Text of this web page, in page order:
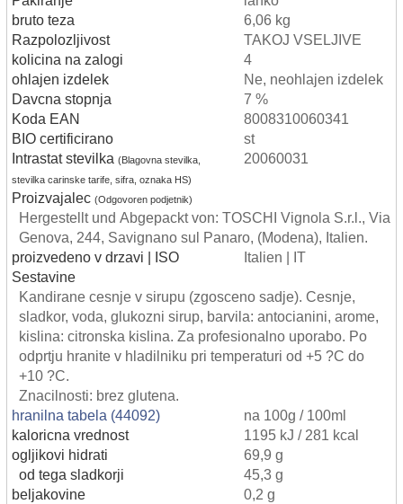
bruto teza
6,06 kg
Razpolozljivost
TAKOJ VSELJIVE
kolicina na zalogi
4
ohlajen izdelek
Ne, neohlajen izdelek
Davcna stopnja
7 %
Koda EAN
8008310060341
BIO certificirano
st
Intrastat stevilka (Blagovna stevilka,
stevilka carinske tarife, sifra, oznaka HS)
20060031
Proizvajalec (Odgovoren podjetnik)
Hergestellt und Abgepackt von: TOSCHI Vignola S.r.l., Via
Genova, 244, Savignano sul Panaro, (Modena), Italien.
proizvedeno v drzavi | ISO
Italien | IT
Sestavine
Kandirane cesnje v sirupu (zgosceno sadje). Cesnje,
sladkor, voda, glukozni sirup, barvila: antocianini, arome,
kislina: citronska kislina. Za profesionalno uporabo. Po
odprtju hranite v hladilniku pri temperaturi od +5 ?C do
+10 ?C.
Znacilnosti: brez glutena.
hranilna tabela (44092)
na 100g / 100ml
kaloricna vrednost
1195 kJ / 281 kcal
ogljikovi hidrati
69,9 g
od tega sladkorji
45,3 g
beljakovine
0,2 g